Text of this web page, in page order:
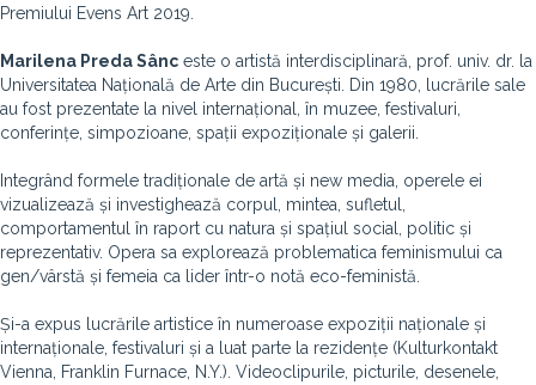
Premiului Evens Art 2019.
Marilena Preda Sânc este o artistă interdisciplinară, prof. univ. dr. la
Universitatea Națională de Arte din București. Din 1980, lucrările sale
au fost prezentate la nivel internațional, în muzee, festivaluri,
conferințe, simpozioane, spații expoziționale și galerii.
Integrând formele tradiționale de artă și new media, operele ei
vizualizează și investighează corpul, mintea, sufletul,
comportamentul în raport cu natura și spațiul social, politic și
reprezentativ. Opera sa explorează problematica feminismului ca
gen/vârstă și femeia ca lider într-o notă eco-feministă.
Și-a expus lucrările artistice în numeroase expoziții naționale și
internaționale, festivaluri și a luat parte la rezidențe (Kulturkontakt
Vienna, Franklin Furnace, N.Y.). Videoclipurile, picturile, desenele,